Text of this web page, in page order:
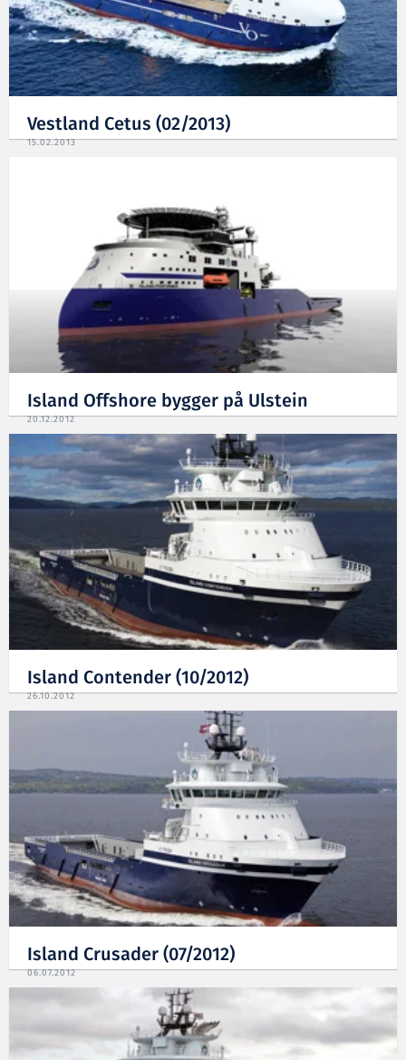
Vestland Cetus (02/2013)
15.02.2013
Island Offshore bygger på Ulstein
20.12.2012
Island Contender (10/2012)
26.10.2012
Island Crusader (07/2012)
06.07.2012